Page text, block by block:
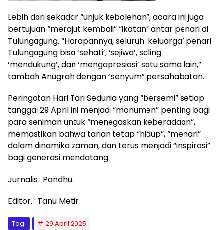
Lebih dari sekadar “unjuk kebolehan”, acara ini juga
bertujuan “merajut kembali” “ikatan” antar penari di
Tulungagung. “Harapannya, seluruh ‘keluarga’ penari
Tulungagung bisa ‘sehati’, ‘sejiwa’, saling
‘mendukung’, dan ‘mengapresiasi’ satu sama lain,”
tambah Anugrah dengan “senyum” persahabatan.
Peringatan Hari Tari Sedunia yang “bersemi” setiap
tanggal 29 April ini menjadi “monumen” penting bagi
para seniman untuk “menegaskan keberadaan”,
memastikan bahwa tarian tetap “hidup”, “menari”
dalam dinamika zaman, dan terus menjadi “inspirasi”
bagi generasi mendatang.
Jurnalis : Pandhu.
Editor. : Tanu Metir
Tag:
29 April 2025